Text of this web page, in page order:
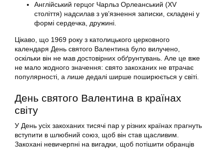
Англійський герцог Чарльз Орлеанський (XV
століття) надсилав з ув’язнення записки, складені у
формі сердечка, дружині.
Цікаво, що 1969 року з католицького церковного
календаря День святого Валентина було вилучено,
оскільки він не мав достовірних обґрунтувань. Але це вже
не мало жодного значення: свято закоханих не втрачає
популярності, а лише дедалі ширше поширюється у світі.
День святого Валентина в країнах
світу
У День усіх закоханих тисячі пар у різних країнах прагнуть
вступити в шлюбний союз, щоб він став щасливим.
Закохані невичерпні на вигадки, щоб потішити обранців